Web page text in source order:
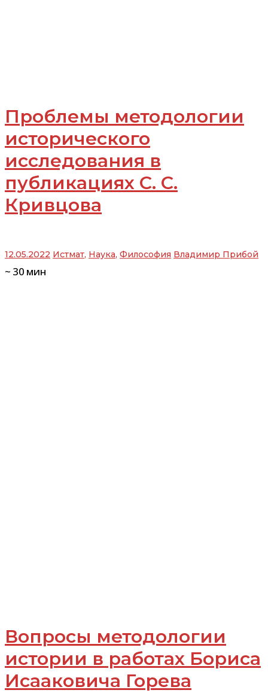
Проблемы методологии
исторического
исследования в
публикациях С. С.
Кривцова
12.05.2022 Истмат, Наука, Философия Владимир Прибой
~ 30 мин
Вопросы методологии
истории в работах Бориса
Исааковича Горева